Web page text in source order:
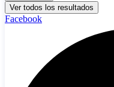
Ver todos los resultados
Facebook